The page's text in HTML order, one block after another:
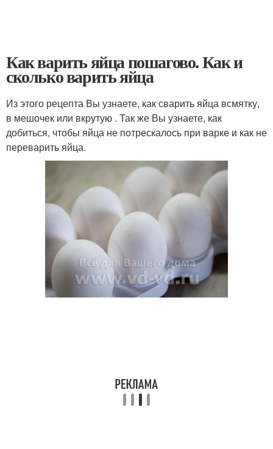
Как варить яйца пошагово. Как и
сколько варить яйца
Из этого рецепта Вы узнаете, как сварить яйца всмятку,
в мешочек или вкрутую . Так же Вы узнаете, как
добиться, чтобы яйца не потрескалось при варке и как не
переварить яйца.